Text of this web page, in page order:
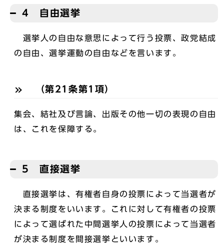
4 自由選挙
選挙人の自由な意思によって行う投票、政党結成
の自由、選挙運動の自由などを言います。
（第21条第1項）
集会、結社及び言論、出版その他一切の表現の自由
は、これを保障する。
5 直接選挙
直接選挙は、有権者自身の投票によって当選者が
決まる制度をいいます。これに対して有権者の投票
によって選ばれた中間選挙人の投票によって当選者
が決まる制度を間接選挙といいます。